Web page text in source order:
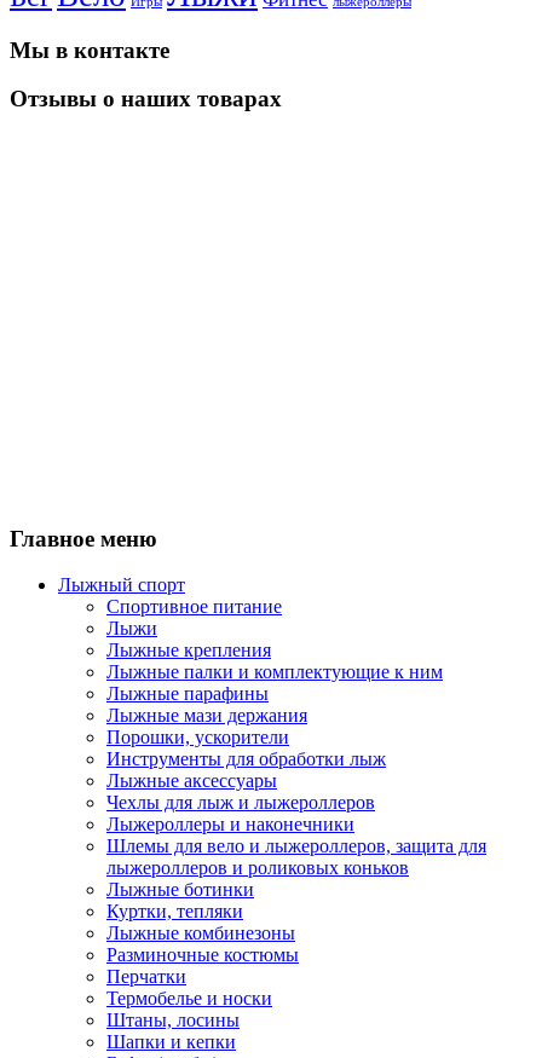
Мы в контакте
Отзывы о наших товарах
Главное меню
Лыжный спорт
Спортивное питание
Лыжи
Лыжные крепления
Лыжные палки и комплектующие к ним
Лыжные парафины
Лыжные мази держания
Порошки, ускорители
Инструменты для обработки лыж
Лыжные аксессуары
Чехлы для лыж и лыжероллеров
Лыжероллеры и наконечники
Шлемы для вело и лыжероллеров, защита для
лыжероллеров и роликовых коньков
Лыжные ботинки
Куртки, тепляки
Лыжные комбинезоны
Разминочные костюмы
Перчатки
Термобелье и носки
Штаны, лосины
Шапки и кепки